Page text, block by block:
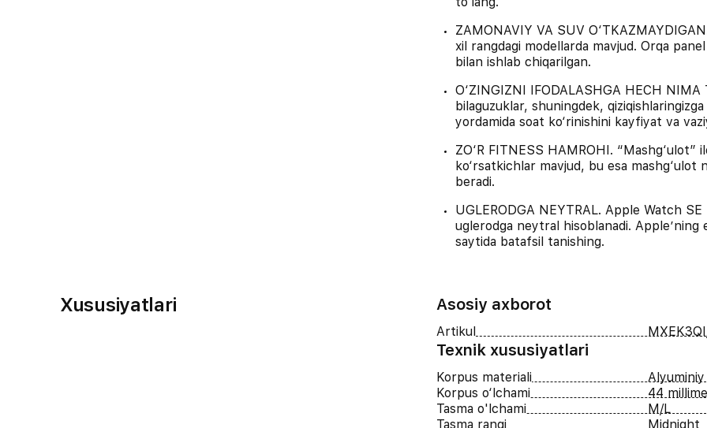
ZAMONAVIY VA SUV
xil rangdagi modellarda mavjud. Orqa
bilan ishlab chiqarilgan.
O‘ZINGIZNI IFODALASHGA HECH
bilaguzuklar, shuningdek,
yordamida soat ko‘rinishini kayfiyat va
ZO‘R FITNESS HAMROHI.
ko‘rsatkichlar mavjud, bu esa
beradi.
UGLERODGA NEYTRAL. Apple Watch
uglerodga neytral hisoblanadi.
saytida batafsil tanishing.
Xususiyatlari Asosiy axborot
Artikul
Texnik xususiyatlari
Korpus materiali
Alyuminiy
Korpus o‘lchami
44
Tasma o'lchami
M/L
Tasma rangi
Midnight